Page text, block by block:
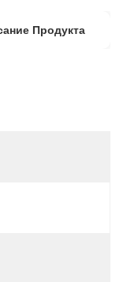
Продукта